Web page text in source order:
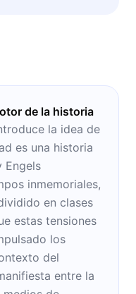
de la historia
la idea de
es una historia
Engels
inmemoriales,
en clases
estas tensiones
los
del
entre la